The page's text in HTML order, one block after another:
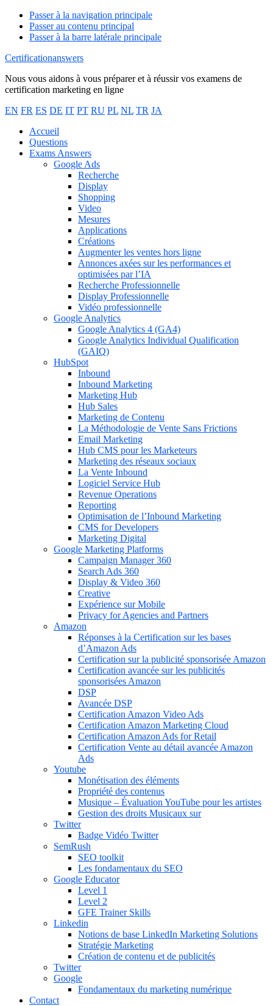
Passer à la navigation principale
Passer au contenu principal
Passer à la barre latérale principale
Certificationanswers
Nous vous aidons à vous préparer et à réussir vos examens de
certification marketing en ligne
EN FR ES DE IT PT RU PL NL TR JA
Accueil
Questions
Exams Answers
Google Ads
Recherche
Display
Shopping
Video
Mesures
Applications
Créations
Augmenter les ventes hors ligne
Annonces axées sur les performances et
optimisées par l’IA
Recherche Professionnelle
Display Professionnelle
Vidéo professionnelle
Google Analytics
Google Analytics 4 (GA4)
Google Analytics Individual Qualification
(GAIQ)
HubSpot
Inbound
Inbound Marketing
Marketing Hub
Hub Sales
Marketing de Contenu
La Méthodologie de Vente Sans Frictions
Email Marketing
Hub CMS pour les Marketeurs
Marketing des réseaux sociaux
La Vente Inbound
Logiciel Service Hub
Revenue Operations
Reporting
Optimisation de l’Inbound Marketing
CMS for Developers
Marketing Digital
Google Marketing Platforms
Campaign Manager 360
Search Ads 360
Display & Video 360
Creative
Expérience sur Mobile
Privacy for Agencies and Partners
Amazon
Réponses à la Certification sur les bases
d’Amazon Ads
Certification sur la publicité sponsorisée Amazon
Certification avancée sur les publicités
sponsorisées Amazon
DSP
Avancée DSP
Certification Amazon Video Ads
Certification Amazon Marketing Cloud
Certification Amazon Ads for Retail
Certification Vente au détail avancée Amazon
Ads
Youtube
Monétisation des éléments
Propriété des contenus
Musique – Évaluation YouTube pour les artistes
Gestion des droits Musicaux sur
Twitter
Badge Vidéo Twitter
SemRush
SEO toolkit
Les fondamentaux du SEO
Google Educator
Level 1
Level 2
GFE Trainer Skills
Linkedin
Notions de base LinkedIn Marketing Solutions
Stratégie Marketing
Création de contenu et de publicités
Twitter
Google
Fondamentaux du marketing numérique
Contact